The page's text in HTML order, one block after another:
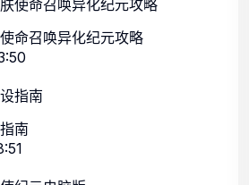
命召唤异化纪元攻略
南